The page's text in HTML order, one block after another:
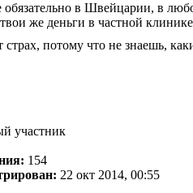
обязательно в Швейцарии, в
же деньги в частной
страх, потому что не знаешь,
участник
154
22 окт 2014, 00:55